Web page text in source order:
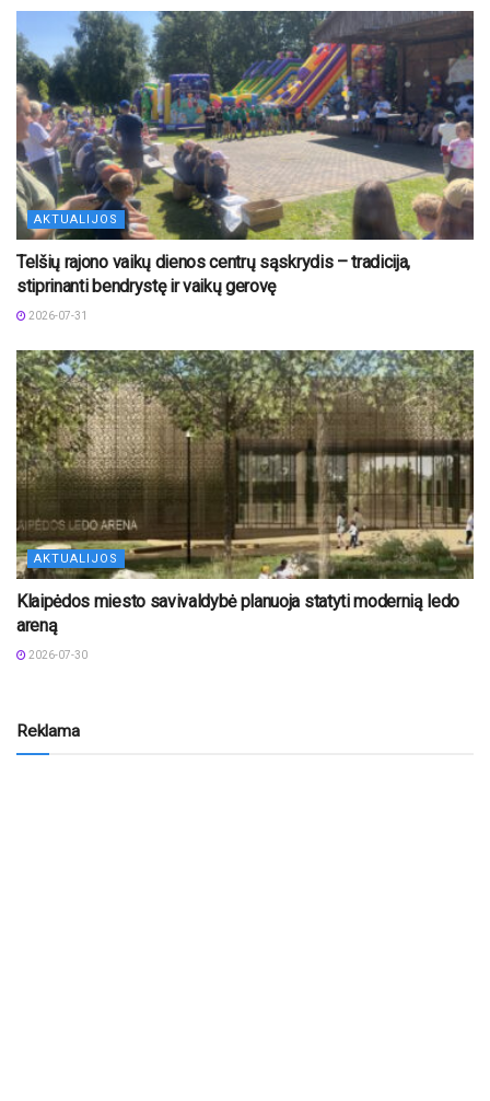
AKTUALIJOS
Telšių rajono vaikų dienos centrų sąskrydis – tradicija,
stiprinanti bendrystę ir vaikų gerovę
2026-07-31
AKTUALIJOS
Klaipėdos miesto savivaldybė planuoja statyti modernią ledo
areną
2026-07-30
Reklama